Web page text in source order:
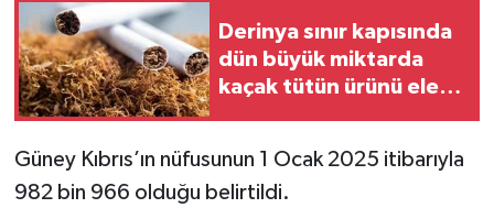
Derinya sınır kapısında
dün büyük miktarda
kaçak tütün ürünü ele
Güney Kıbrıs’ın nüfusunun 1 Ocak 2025 itibarıyla
982 bin 966 olduğu belirtildi.